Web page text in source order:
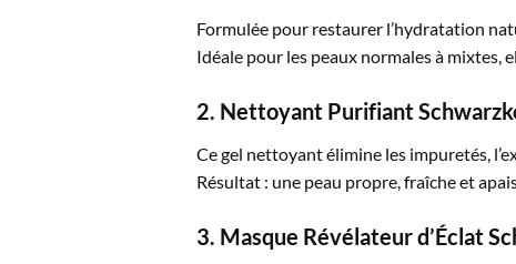
Formulée pour restaurer l’hydratation
Idéale pour les peaux normales à mixtes,
2. Nettoyant Purifiant
Ce gel nettoyant élimine les impuretés,
Résultat : une peau propre, fraîche et
3. Masque Révélateur d’Éclat